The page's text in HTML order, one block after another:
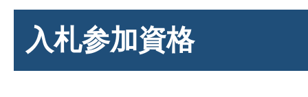
入札参加資格